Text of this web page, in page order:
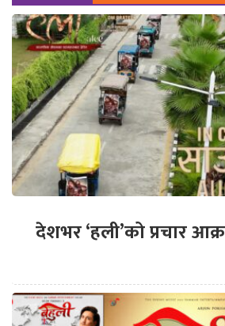
देशभर ‘हली’को प्रचार